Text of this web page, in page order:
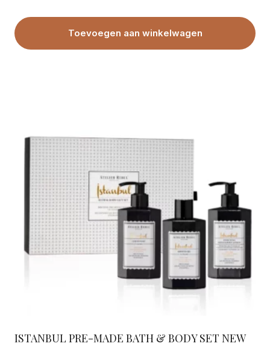
Toevoegen aan winkelwagen
ISTANBUL PRE-MADE BATH & BODY SET NEW